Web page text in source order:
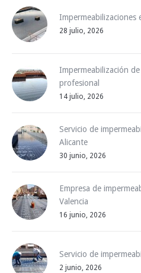
Impermeabilizaciones
28 julio, 2026
Impermeabilización
profesional
14 julio, 2026
Servicio de
Alicante
30 junio, 2026
Empresa de
Valencia
16 junio, 2026
Servicio de
2 junio, 2026